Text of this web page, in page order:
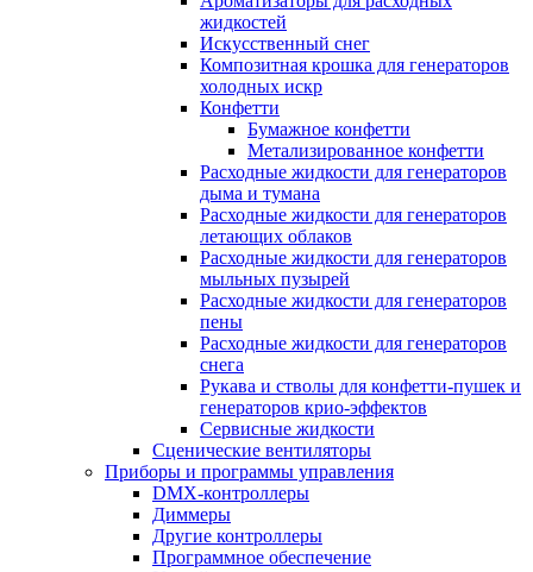
жидкостей
Искусственный снег
Композитная крошка для генераторов
холодных искр
Конфетти
Бумажное конфетти
Метализированное конфетти
Расходные жидкости для генераторов
дыма и тумана
Расходные жидкости для генераторов
летающих облаков
Расходные жидкости для генераторов
мыльных пузырей
Расходные жидкости для генераторов
пены
Расходные жидкости для генераторов
снега
Рукава и стволы для конфетти-пушек и
генераторов крио-эффектов
Сервисные жидкости
Сценические вентиляторы
Приборы и программы управления
DMX-контроллеры
Диммеры
Другие контроллеры
Программное обеспечение